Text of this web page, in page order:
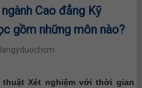
Cao đẳng Kỹ
gồm những môn nào?
Xét nghiệm với thời gian